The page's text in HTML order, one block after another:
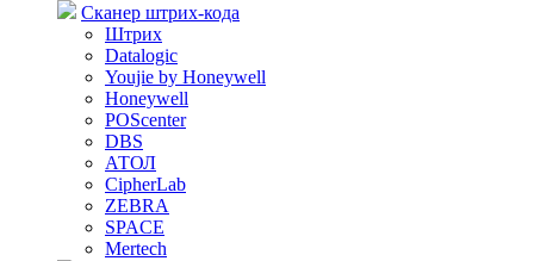
Сканер штрих-кода
Штрих
Datalogic
Youjie by Honeywell
Honeywell
POScenter
DBS
АТОЛ
CipherLab
ZEBRA
SPACE
Mertech